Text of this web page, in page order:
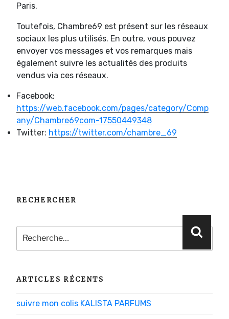
Paris.
Toutefois, Chambre69 est présent sur les réseaux
sociaux les plus utilisés. En outre, vous pouvez
envoyer vos messages et vos remarques mais
également suivre les actualités des produits
vendus via ces réseaux.
Facebook:
https://web.facebook.com/pages/category/Comp
any/Chambre69com-17550449348
Twitter: https://twitter.com/chambre_69
RECHERCHER
Recherche
pour
:
ARTICLES RÉCENTS
suivre mon colis KALISTA PARFUMS